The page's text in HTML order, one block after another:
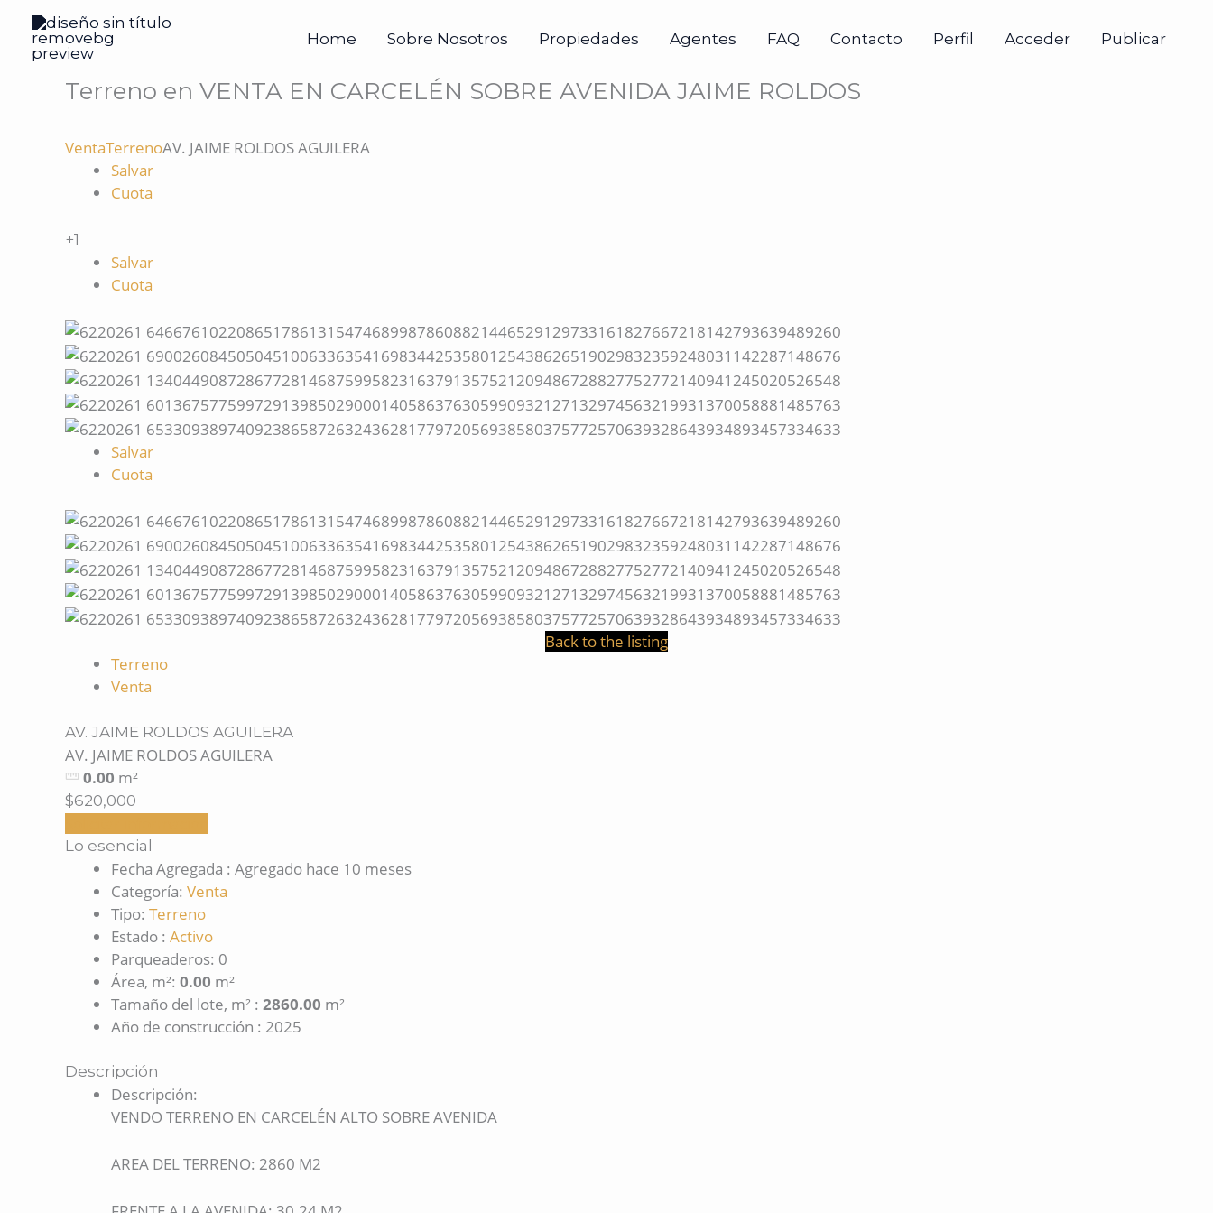
contenido
Home Sobre Nosotros Propiedades Agentes FAQ Contacto Perfil Acceder Publicar
Terreno en VENTA EN CARCELÉN SOBRE AVENIDA JAIME ROLDOS
VentaTerrenoAV. JAIME ROLDOS AGUILERA
Salvar
Cuota
+1
Salvar
Cuota
Salvar
Cuota
Back to the listing
Terreno
Venta
AV. JAIME ROLDOS AGUILERA
AV. JAIME ROLDOS AGUILERA
0.00 m²
$620,000
Lo esencial
Fecha Agregada : Agregado hace 10 meses
Categoría: Venta
Tipo: Terreno
Estado : Activo
Parqueaderos: 0
Área, m²: 0.00 m²
Tamaño del lote, m² : 2860.00 m²
Año de construcción : 2025
Descripción
Descripción:
VENDO TERRENO EN CARCELÉN ALTO SOBRE AVENIDA
AREA DEL TERRENO: 2860 M2